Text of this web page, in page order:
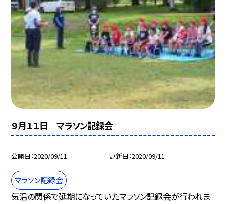
９月１１日 マラソン記録会
公開日 2020/09/11 更新日 2020/09/11
マラソン記録会
気温の関係で延期になっていたマラソン記録会が行われま